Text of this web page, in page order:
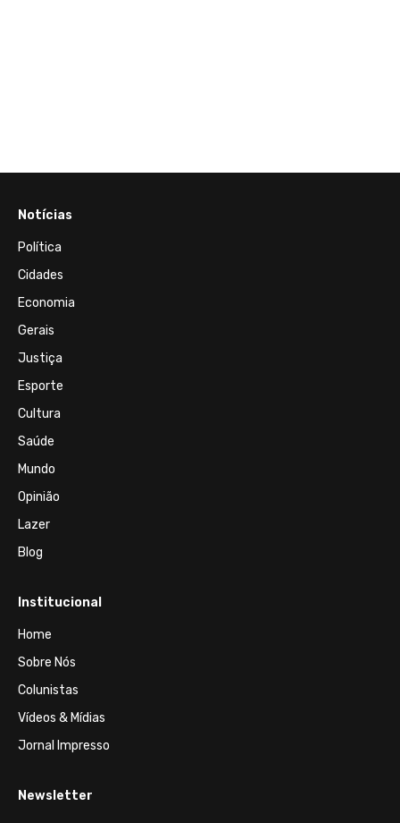
Notícias
Política
Cidades
Economia
Gerais
Justiça
Esporte
Cultura
Saúde
Mundo
Opinião
Lazer
Blog
Institucional
Home
Sobre Nós
Colunistas
Vídeos & Mídias
Jornal Impresso
Newsletter